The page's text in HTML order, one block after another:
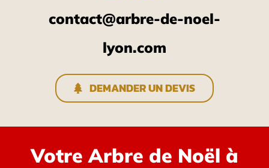
contact@arbre-de-noel-
lyon.com
DEMANDER UN DEVIS
Votre Arbre de Noël à